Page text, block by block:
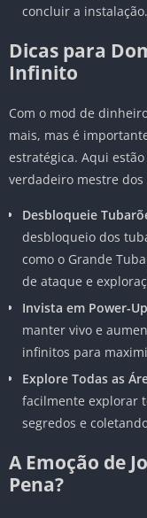
concluir a instalação.
Dicas para
Infinito
Com o mod de
mais, mas é
estratégica. Aqui
verdadeiro mestre dos
Desbloqueie
desbloqueio dos
como o Grande
de ataque e
Invista em Power-
manter vivo e
infinitos para
Explore Todas as
facilmente explorar
segredos e
A Emoção de
Pena?